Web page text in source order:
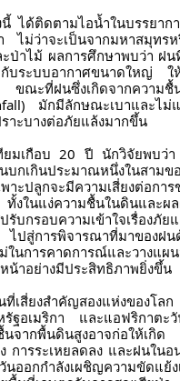
นี้ ได้ติดตามไอน้ำในบรรยาก
ไม่ว่าจะเป็นจากมหาสมุทร
ป่าไม้ ผลการศึกษาพบว่า ฝน
บระบบอากาศขนาดใหญ่ ใ
ะที่ฝนซึ่งเกิดจากความชื้น
มักมีลักษณะเบาและไ
าะบางต่อภัยแล้งมากขึ้น
ยมเกือบ 20 ปี นักวิจัยพบว่
บกเกินประมาณหนึ่งในสาม
ปลูกจะมีความเสี่ยงต่อการ
ง่ความชื้นในดินและผลผ
บกรอบความเข้าใจเรื่องภัย
ไปสู่การพิจารณาที่มาของฝ
ในการคาดการณ์และวางแผ
น้าอย่างมีประสิทธิภาพยิ่งขึ้น
นที่เสี่ยงสำคัญสองแห่งขอ
รัฐอเมริกา และแอฟริกาต
นจากพื้นดินสูงอาจก่อให้เกิ
การระเหยลดลง และฝนใน
ออกกำลังเผชิญความขัดแย้ง